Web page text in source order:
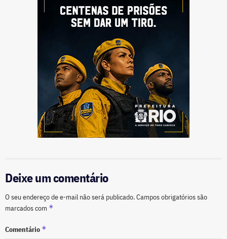
Deixe um comentário
O seu endereço de e-mail não será publicado.Campos obrigatórios são
marcados com *
Comentário *